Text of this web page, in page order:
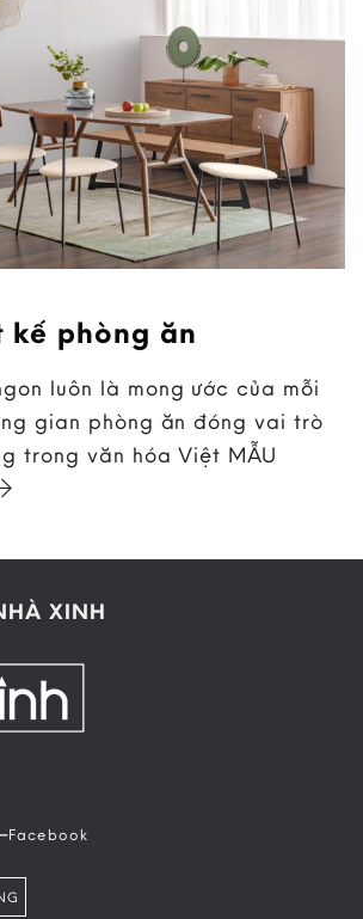
kế phòng ăn
luôn là mong ước của mỗi
gian phòng ăn đóng vai trò
trong văn hóa Việt MẪU
XINH
Facebook